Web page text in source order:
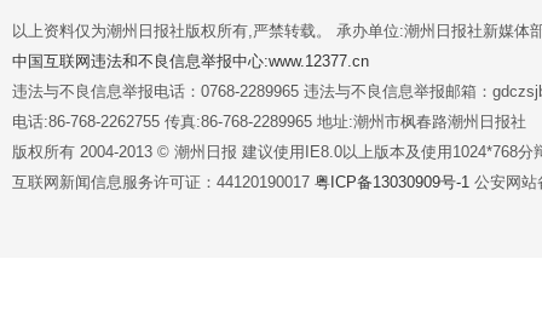
以上资料仅为潮州日报社版权所有,严禁转载。 承办单位:潮州日报社新媒体
中国互联网违法和不良信息举报中心:www.12377.cn
违法与不良信息举报电话：0768-2289965 违法与不良信息举报邮箱：
电话:86-768-2262755 传真:86-768-2289965 地址:潮州市枫春路潮州日报社
版权所有 2004-2013 © 潮州日报 建议使用IE8.0以上版本及使用1024*768分
互联网新闻信息服务许可证：44120190017 粤ICP备13030909号-1 公安网站